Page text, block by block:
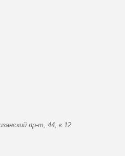
пр-т, 44, к.12